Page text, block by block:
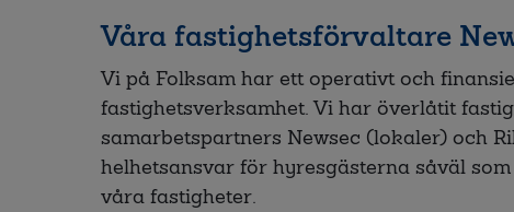
Våra fastighetsförvaltare
Vi på Folksam har ett operativt och
fastighetsverksamhet. Vi har överlåtit
samarbetspartners Newsec (lokaler) och
helhetsansvar för hyresgästerna såväl
våra fastigheter.